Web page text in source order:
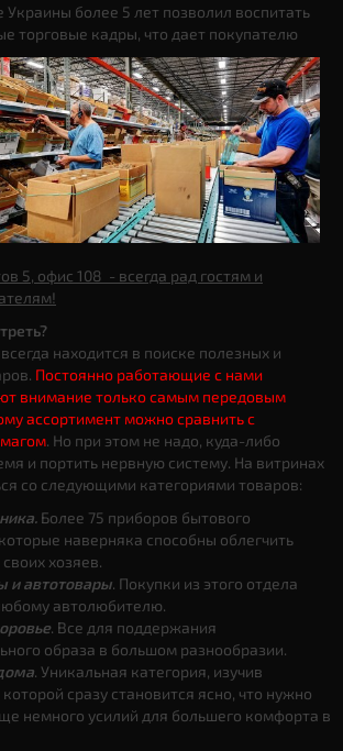
более 5 лет позволил воспитать
торговые кадры, что дает покупателю
5, офис 108 - всегда рад гостям и
находится в поиске полезных и
Постоянно работающие с нами
внимание только самым передовым
ассортимент можно сравнить с
. Но при этом не надо, куда-либо
и портить нервную систему. На витринах
со следующими категориями товаров:
Более 75 приборов бытового
наверняка способны облегчить
хозяев.
и автотовары. Покупки из этого отдела
автолюбителю.
. Все для поддержания
образа в большом разнообразии.
. Уникальная категория, изучив
сразу становится ясно, что нужно
немного усилий для большего комфорта в